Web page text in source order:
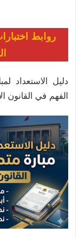
دليل الاستعداد
الفهم في القانون